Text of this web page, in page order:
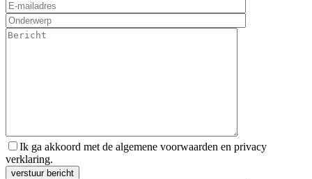
Ik ga akkoord met de algemene voorwaarden en privacy
verklaring.
Gelieve dit veld leeg te laten.